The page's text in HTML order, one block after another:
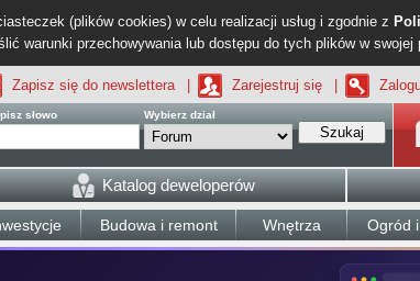
(plików cookies) w celu realizacji usług i zgodnie z
warunki przechowywania lub dostępu do tych plików w swojej
Zapisz się do newslettera Zarejestruj się
słowo Wybierz dział
Szukaj
Katalog deweloperów
Budowa i remont Wnętrza Ogród i